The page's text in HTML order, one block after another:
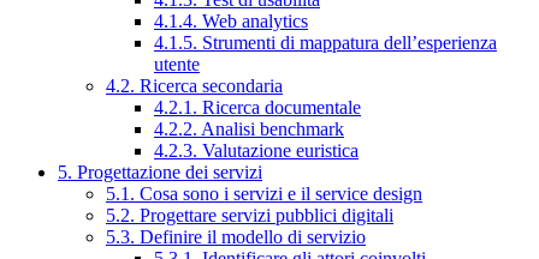
4.1.4. Web analytics
4.1.5. Strumenti di mappatura dell’esperienza
utente
4.2. Ricerca secondaria
4.2.1. Ricerca documentale
4.2.2. Analisi benchmark
4.2.3. Valutazione euristica
5. Progettazione dei servizi
5.1. Cosa sono i servizi e il service design
5.2. Progettare servizi pubblici digitali
5.3. Definire il modello di servizio